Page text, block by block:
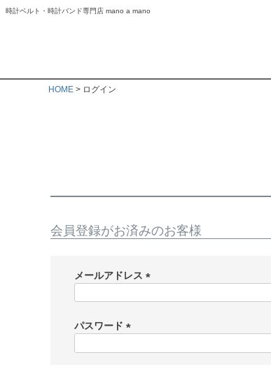
時計ベルト・時計バンド専門店 mano a mano
HOME ログイン
会員登録がお済みのお客様
メールアドレス
)
パスワード